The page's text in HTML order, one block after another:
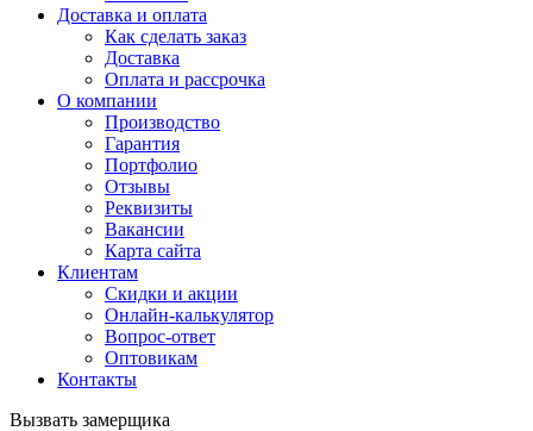
Доставка и оплата
Как сделать заказ
Доставка
Оплата и рассрочка
О компании
Производство
Гарантия
Портфолио
Отзывы
Реквизиты
Вакансии
Карта сайта
Клиентам
Скидки и акции
Онлайн-калькулятор
Вопрос-ответ
Оптовикам
Контакты
Вызвать замерщика